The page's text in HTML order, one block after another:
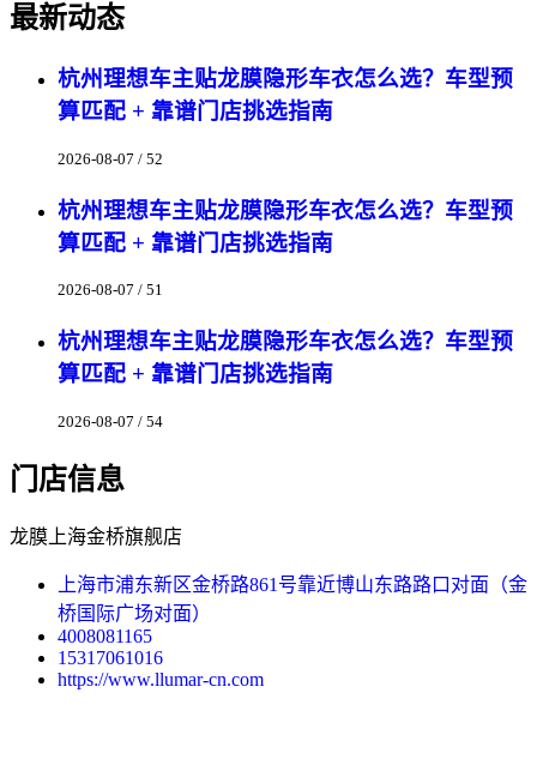
最新动态
杭州理想车主贴龙膜隐形车衣怎么选？车型预
算匹配 + 靠谱门店挑选指南
2026-08-07 / 52
杭州理想车主贴龙膜隐形车衣怎么选？车型预
算匹配 + 靠谱门店挑选指南
2026-08-07 / 51
杭州理想车主贴龙膜隐形车衣怎么选？车型预
算匹配 + 靠谱门店挑选指南
2026-08-07 / 54
门店信息
龙膜上海金桥旗舰店
上海市浦东新区金桥路861号靠近博山东路路口对面（金
桥国际广场对面）
4008081165
15317061016
https://www.llumar-cn.com